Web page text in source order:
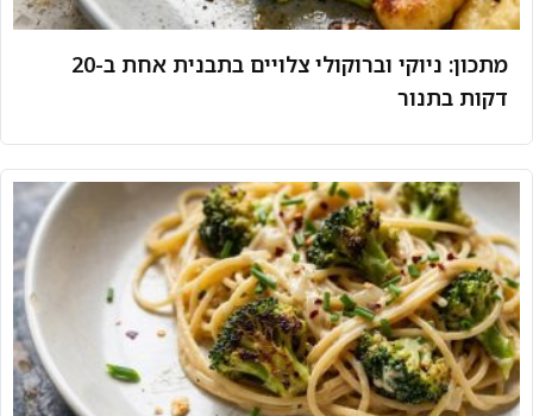
מתכון: ניוקי וברוקולי צלויים בתבנית אחת ב-20
דקות בתנור